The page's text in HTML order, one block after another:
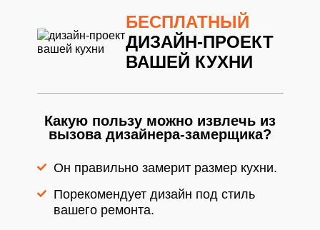
БЕСПЛАТНЫЙ
ДИЗАЙН-ПРОЕКТ
ВАШЕЙ КУХНИ
Какую пользу можно извлечь из
вызова дизайнера-замерщика?
Он правильно замерит размер кухни.
Порекомендует дизайн под стиль
вашего ремонта.